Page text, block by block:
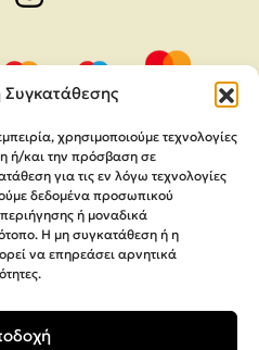
Συγκατάθεσης
χρησιμοποιούμε τεχνολογίες
ή/και την πρόσβαση σε
για τις εν λόγω τεχνολογίες
δεδομένα προσωπικού
ή μοναδικά
Η μη συγκατάθεση ή η
να επηρεάσει αρνητικά